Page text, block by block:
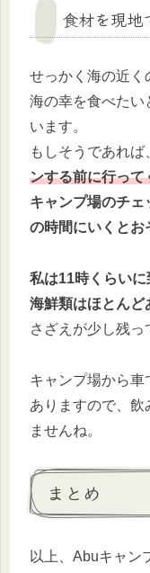
食材を現地
せっかく海の近く
海の幸を食べたい
います。
もしそうであれば
ンする前に行って
キャンプ場のチ
の時間にいくとお
私は11時くらいに
海鮮類はほとんど
さざえが少し残っ
キャンプ場から車
ありますので、
ませんね。
まとめ
以上、Abuキャン